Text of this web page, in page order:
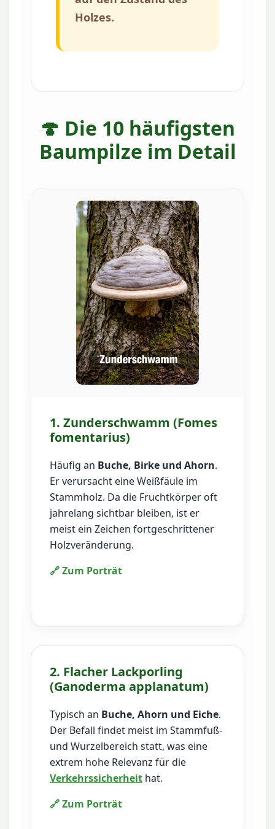
Holzes.
🍄 Die 10 häufigsten
Baumpilze im Detail
1. Zunderschwamm (Fomes
fomentarius)
Häufig an Buche, Birke und Ahorn.
Er verursacht eine Weißfäule im
Stammholz. Da die Fruchtkörper oft
jahrelang sichtbar bleiben, ist er
meist ein Zeichen fortgeschrittener
Holzveränderung.
🔗 Zum Porträt
2. Flacher Lackporling
(Ganoderma applanatum)
Typisch an Buche, Ahorn und Eiche.
Der Befall findet meist im Stammfuß-
und Wurzelbereich statt, was eine
extrem hohe Relevanz für die
Verkehrssicherheit hat.
🔗 Zum Porträt